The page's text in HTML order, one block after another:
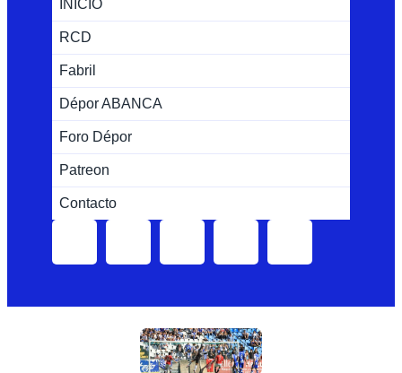
INICIO
RCD
Fabril
Dépor ABANCA
Foro Dépor
Patreon
Contacto